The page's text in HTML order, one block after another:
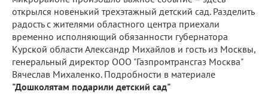
открылся новенький трехэтажный детский сад. Разделить
радость с жителями областного центра приехали
временно исполняющий обязанности губернатора
Курской области Александр Михайлов и гость из Москвы,
генеральный директор ООО "Газпромтрансгаз Москва"
Вячеслав Михаленко. Подробности в материале
"Дошколятам подарили детский сад"